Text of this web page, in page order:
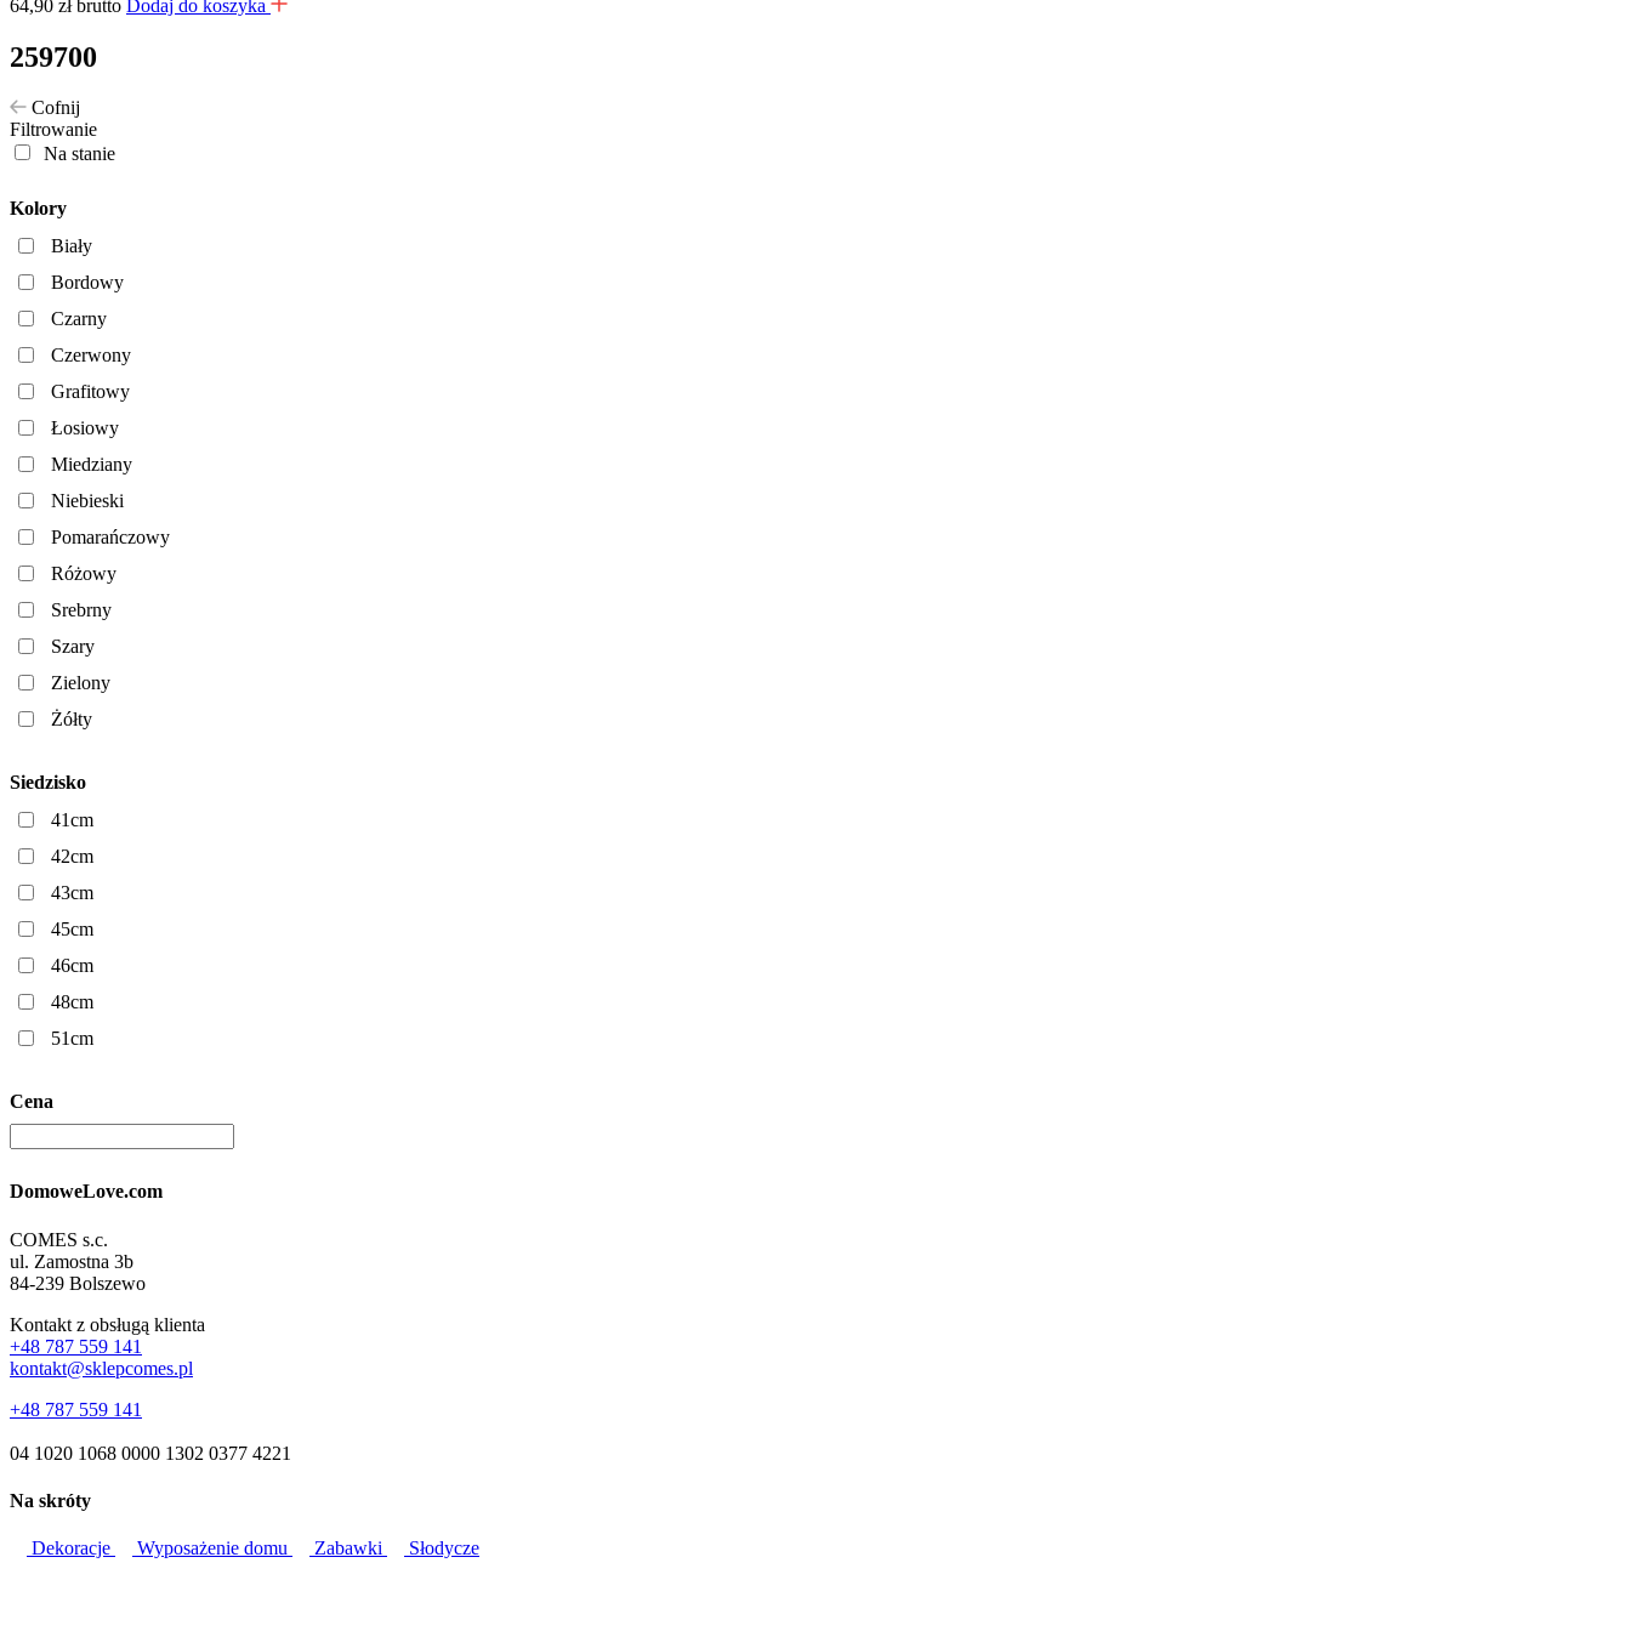
64,90 zł brutto Dodaj do koszyka
259700
Cofnij
Filtrowanie
Na stanie
Kolory
Biały
Bordowy
Czarny
Czerwony
Grafitowy
Łosiowy
Miedziany
Niebieski
Pomarańczowy
Różowy
Srebrny
Szary
Zielony
Żółty
Siedzisko
41cm
42cm
43cm
45cm
46cm
48cm
51cm
Cena
DomoweLove.com
COMES s.c.
ul. Zamostna 3b
84-239 Bolszewo
Kontakt z obsługą klienta
+48 787 559 141
kontakt@sklepcomes.pl
+48 787 559 141
04 1020 1068 0000 1302 0377 4221
Na skróty
Dekoracje Wyposażenie domu Zabawki Słodycze